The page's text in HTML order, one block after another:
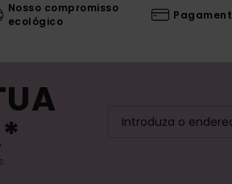
Nosso compromisso
ecológico